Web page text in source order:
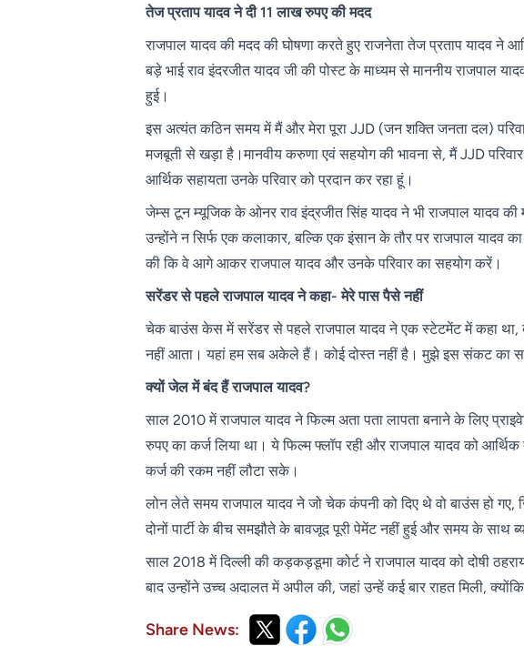
तेज प्रताप यादव ने दी 11 लाख रुपए की मदद
राजपाल यादव की मदद की घोषणा करते हुए राजनेता तेज प्रताप यादव ने
बड़े भाई राव इंदरजीत यादव जी की पोस्ट के माध्यम से माननीय राजपाल
हुई।
इस अत्यंत कठिन समय में मैं और मेरा पूरा JJD (जन शक्ति जनता दल)
मजबूती से खड़ा है।मानवीय करुणा एवं सहयोग की भावना से, मैं JJD
आर्थिक सहायता उनके परिवार को प्रदान कर रहा हूं।
जेम्स टून म्यूजिक के ओनर राव इंद्रजीत सिंह यादव ने भी राजपाल यादव की
उन्होंने न सिर्फ एक कलाकार, बल्कि एक इंसान के तौर पर राजपाल यादव
की कि वे आगे आकर राजपाल यादव और उनके परिवार का सहयोग करें।
सरेंडर से पहले राजपाल यादव ने कहा- मेरे पास पैसे नहीं
चेक बाउंस केस में सरेंडर से पहले राजपाल यादव ने एक स्टेटमेंट में कहा
नहीं आता। यहां हम सब अकेले हैं। कोई दोस्त नहीं है। मुझे इस संकट का
क्यों जेल में बंद हैं राजपाल यादव?
साल 2010 में राजपाल यादव ने फिल्म अता पता लापता बनाने के लिए
रुपए का कर्ज लिया था। ये फिल्म फ्लॉप रही और राजपाल यादव को
कर्ज की रकम नहीं लौटा सके।
लोन लेते समय राजपाल यादव ने जो चेक कंपनी को दिए थे वो बाउंस हो
दोनों पार्टी के बीच समझौते के बावजूद पूरी पेमेंट नहीं हुई और समय के साथ
साल 2018 में दिल्ली की कड़कड़डूमा कोर्ट ने राजपाल यादव को दोषी
बाद उन्होंने उच्च अदालत में अपील की, जहां उन्हें कई बार राहत मिली,
Share News: